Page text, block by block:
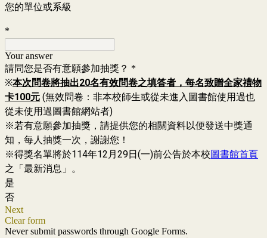
您的單位或系級
*
Your answer
請問您是否有意願參加抽獎？ *
※本次問卷將抽出20名有效問卷之填答者，每名致贈全家禮物
卡100元 (無效問卷：非本校師生或從未進入圖書館使用過也
從未使用過圖書館網站者)
※若有意願參加抽獎，請提供您的相關資料以便發送中獎通
知，每人抽獎一次，謝謝您！
※得獎名單將於114年12月29日(一)前公告於本校圖書館首頁
之「最新消息」。
是
否
Next
Clear form
Never submit passwords through Google Forms.